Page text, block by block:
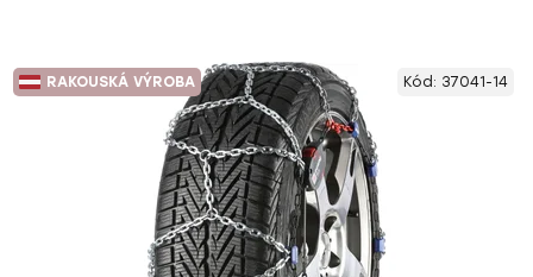
RAKOUSKÁ VÝROBA Kód: 37041-14